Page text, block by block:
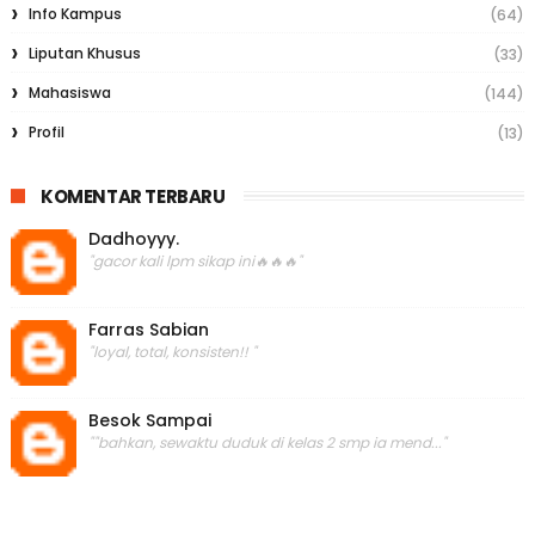
Info Kampus
(64)
Liputan Khusus
(33)
Mahasiswa
(144)
Profil
(13)
KOMENTAR TERBARU
Dadhoyyy.
"gacor kali lpm sikap ini🔥🔥🔥"
Farras Sabian
"loyal, total, konsisten!! "
Besok Sampai
""bahkan, sewaktu duduk di kelas 2 smp ia mend..."